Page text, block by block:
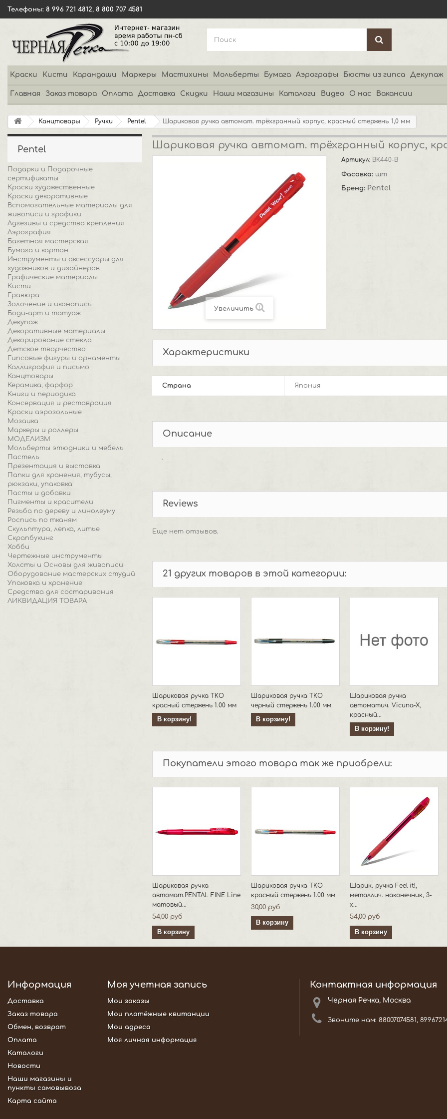
Телефоны: 8 996 721 4812, 8 800 707 4581
Краски Кисти Карандаши Маркеры Мастихины Мольберты Бумага Аэрографы Бюсты из гипса Декупаж
Главная Заказ товара Оплата Доставка Скидки Наши магазины Каталоги Видео О нас Вакансии
Канцтовары Ручки Pentel Шариковая ручка автомат. трёхгранный корпус, красный стержень 1,0 мм
Pentel
Подарки и Подарочные
сертификаты
Краски художественные
Краски декоративные
Вспомогательные материалы для
живописи и графики
Адгезивы и средства крепления
Аэрография
Багетная мастерская
Бумага и картон
Инструменты и аксессуары для
художников и дизайнеров
Графические материалы
Кисти
Гравюра
Золочение и иконопись
Боди-арт и татуаж
Декупаж
Декоративные материалы
Декорирование стекла
Детское творчество
Гипсовые фигуры и орнаменты
Каллиграфия и письмо
Канцтовары
Керамика, фарфор
Книги и периодика
Консервация и реставрация
Краски аэрозольные
Мозаика
Маркеры и роллеры
МОДЕЛИЗМ
Мольберты этюдники и мебель
Пастель
Презентация и выставка
Папки для хранения, тубусы,
рюкзаки, упаковка
Пасты и добавки
Пигменты и красители
Резьба по дереву и линолеуму
Роспись по тканям
Скульптура, лепка, литье
Скрапбукинг
Хобби
Чертежные инструменты
Холсты и Основы для живописи
Оборудование мастерских студий
Упаковка и хранение
Средства для состаривания
ЛИКВИДАЦИЯ ТОВАРА
Шариковая ручка автомат. трёхгранный корпус,
Увеличить
Артикул: BK440-B
Фасовка: шт
Бренд: Pentel
Характеристики
Страна Япония
Описание
'
Reviews
Еще нет отзывов.
21 других товаров в этой категории:
Шариковая ручка TKO
красный стержень 1.00 мм
В корзину!
Шариковая ручка TKO
черный стержень 1.00 мм
В корзину!
Шариковая ручка
автоматич. Vicuna-X,
красный...
В корзину!
Покупатели этого товара так же приобрели:
Шариковая ручка
автомат.PENTAL FINE Line
матовый...
54,00 руб
В корзину
Шариковая ручка TKO
красный стержень 1.00 мм
30,00 руб
В корзину
Шарик. ручка Feel it!,
металлич. наконечник, 3-
х...
54,00 руб
В корзину
Информация
Доставка
Заказ товара
Обмен, возврат
Оплата
Каталоги
Новости
Наши магазины и
пункты самовывоза
Карта сайта
Моя учетная запись
Мои заказы
Мои платёжные квитанции
Мои адреса
Моя личная информация
Контактная информация
Черная Речка, Москва
Звоните нам: 88007074581,